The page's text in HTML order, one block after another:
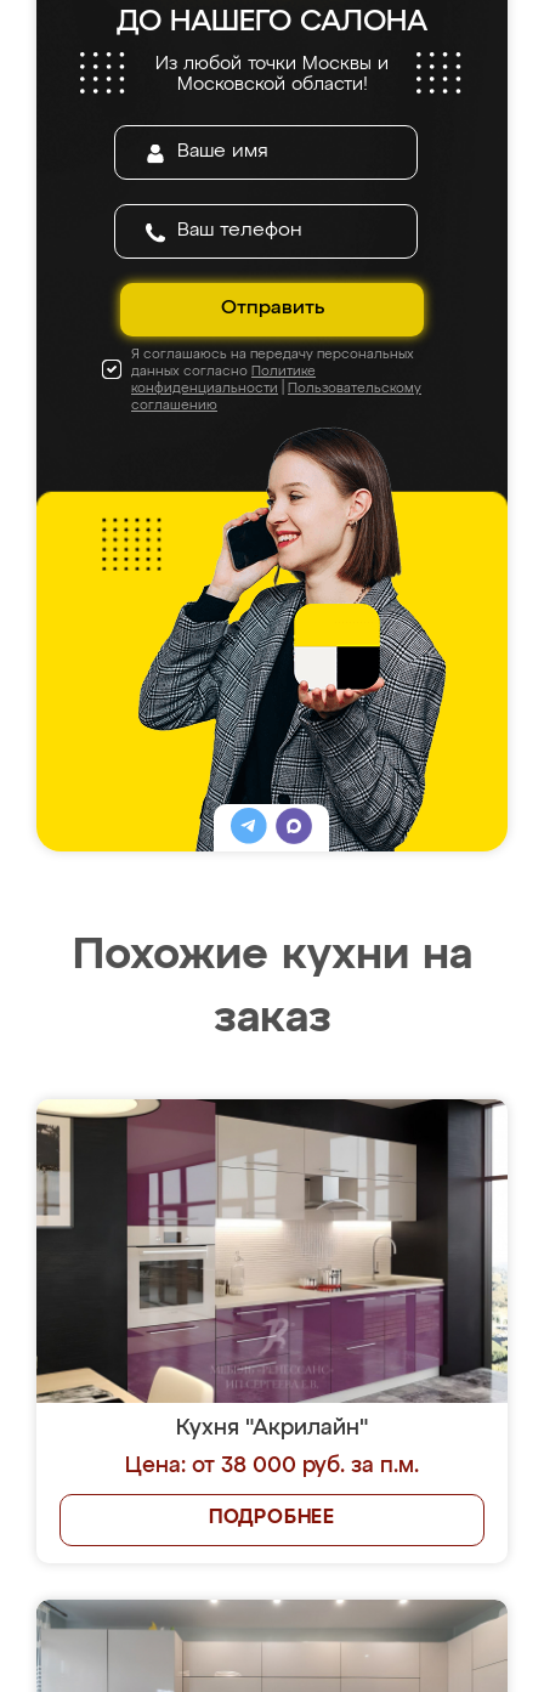
ДО НАШЕГО САЛОНА
Из любой точки Москвы и
Московской области!
Отправить
Я соглашаюсь на передачу персональных
данных согласно Политике
конфиденциальности
Пользовательскому
соглашению
Похожие кухни на
заказ
Кухня "Акрилайн"
Цена: от 38 000 руб. за п.м.
ПОДРОБНЕЕ